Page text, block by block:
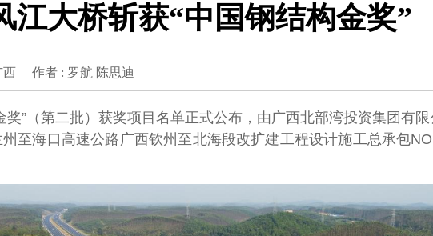
江大桥斩获“中国钢结构金奖”
西 作者 : 罗航 陈思迪
奖”（第二批）获奖项目名单正式公布，由广西北部湾投资集团有
至海口高速公路广西钦州至北海段改扩建工程设计施工总承包